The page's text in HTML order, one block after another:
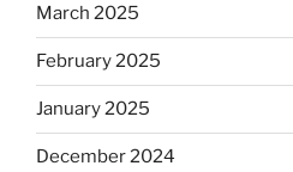
March 2025
February 2025
January 2025
December 2024